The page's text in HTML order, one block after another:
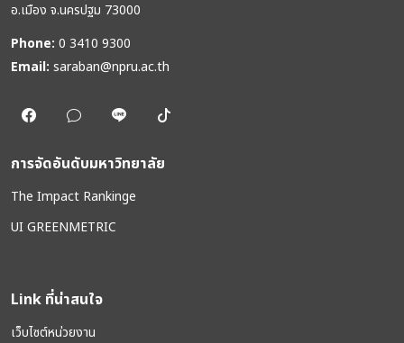
อ.เมือง จ.นครปฐม 73000
Phone: 0 3410 9300
Email: saraban@npru.ac.th
การจัดอันดับมหาวิทยาลัย
The Impact Rankinge
UI GREENMETRIC
Link ที่น่าสนใจ
เว็บไซต์หน่วยงาน